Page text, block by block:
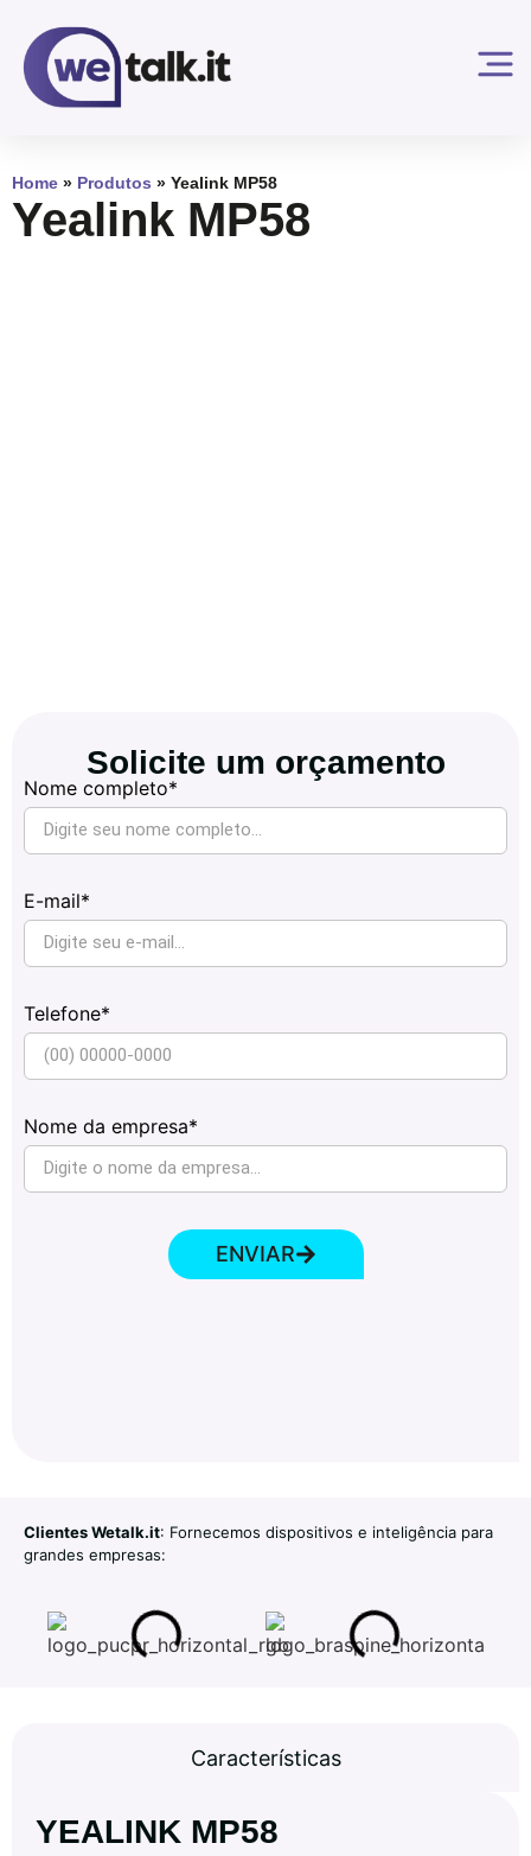
Home » Produtos » Yealink MP58
Yealink MP58
Solicite um orçamento
Nome completo*
E-mail*
Telefone*
Nome da empresa*
ENVIAR
Clientes Wetalk.it: Fornecemos dispositivos e inteligência para
grandes empresas:
Características
YEALINK MP58